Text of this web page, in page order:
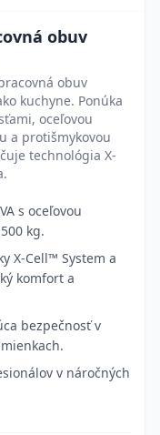
obuv
obuv
kuchyne. Ponúka
oceľovou
a protišmykovou
technológia X-
s oceľovou
kg.
X-Cell™ System a
komfort a
bezpečnosť v
v náročných